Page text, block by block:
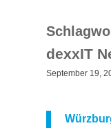
dexxIT
September 19,